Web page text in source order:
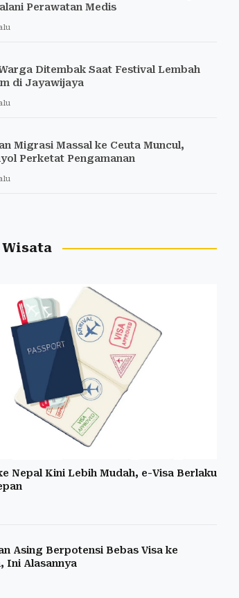
Perawatan Medis
Ditembak Saat Festival Lembah
di Jayawijaya
Migrasi Massal ke Ceuta Muncul,
Perketat Pengamanan
Nepal Kini Lebih Mudah, e-Visa Berlaku
Asing Berpotensi Bebas Visa ke
Ini Alasannya